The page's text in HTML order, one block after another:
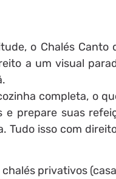
o Chalés Canto
a um visual
completa, o
prepare suas
Tudo isso com
privativos